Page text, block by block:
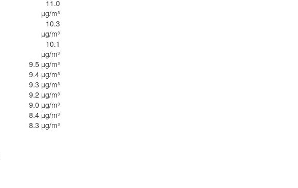
11.0
µg/m³
10.3
µg/m³
10.1
µg/m³
9.5 µg/m³
9.4 µg/m³
9.3 µg/m³
9.2 µg/m³
9.0 µg/m³
8.4 µg/m³
8.3 µg/m³